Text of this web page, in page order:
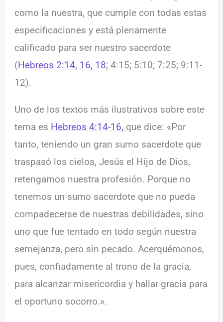
como la nuestra, que cumple con todas estas
especificaciones y está plenamente
calificado para ser nuestro sacerdote
(Hebreos 2:14, 16, 18; 4:15; 5:10; 7:25; 9:11-
12).
Uno de los textos más ilustrativos sobre este
tema es Hebreos 4:14-16, que dice: «Por
tanto, teniendo un gran sumo sacerdote que
traspasó los cielos, Jesús el Hijo de Dios,
retengamos nuestra profesión. Porque no
tenemos un sumo sacerdote que no pueda
compadecerse de nuestras debilidades, sino
uno que fue tentado en todo según nuestra
semejanza, pero sin pecado. Acerquémonos,
pues, confiadamente al trono de la gracia,
para alcanzar misericordia y hallar gracia para
el oportuno socorro.».